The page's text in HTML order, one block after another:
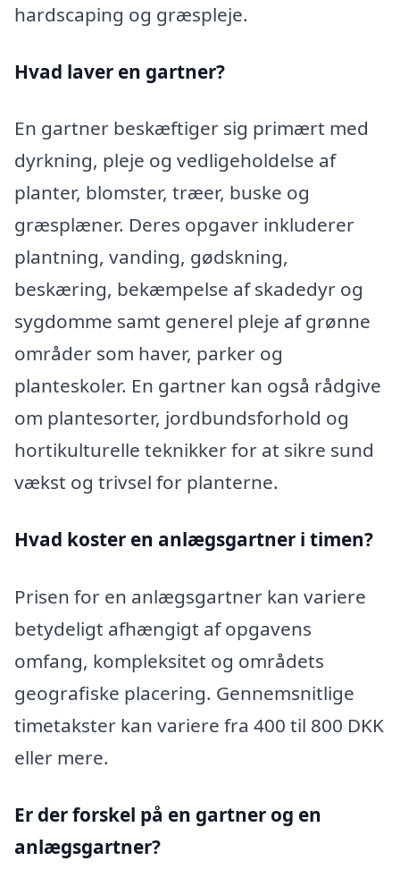
hardscaping og græspleje.
Hvad laver en gartner?
En gartner beskæftiger sig primært med
dyrkning, pleje og vedligeholdelse af
planter, blomster, træer, buske og
græsplæner. Deres opgaver inkluderer
plantning, vanding, gødskning,
beskæring, bekæmpelse af skadedyr og
sygdomme samt generel pleje af grønne
områder som haver, parker og
planteskoler. En gartner kan også rådgive
om plantesorter, jordbundsforhold og
hortikulturelle teknikker for at sikre sund
vækst og trivsel for planterne.
Hvad koster en anlægsgartner i timen?
Prisen for en anlægsgartner kan variere
betydeligt afhængigt af opgavens
omfang, kompleksitet og områdets
geografiske placering. Gennemsnitlige
timetakster kan variere fra 400 til 800 DKK
eller mere.
Er der forskel på en gartner og en
anlægsgartner?